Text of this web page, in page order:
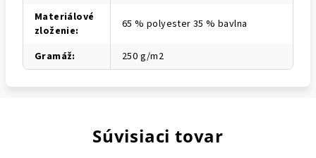
Materiálové
zloženie: 65 % polyester 35 % bavlna
Gramáž: 250 g/m2
Súvisiaci tovar